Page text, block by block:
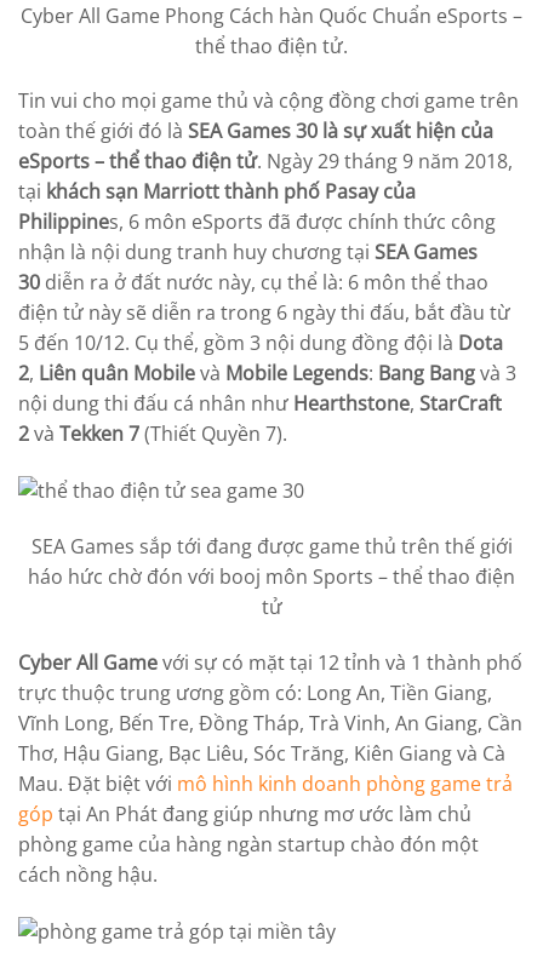
Cyber All Game Phong Cách hàn Quốc Chuẩn eSports –
thể thao điện tử.
Tin vui cho mọi game thủ và cộng đồng chơi game trên
toàn thế giới đó là SEA Games 30 là sự xuất hiện của
eSports – thể thao điện tử. Ngày 29 tháng 9 năm 2018,
tại khách sạn Marriott thành phố Pasay của
Philippines, 6 môn eSports đã được chính thức công
nhận là nội dung tranh huy chương tại SEA Games
30 diễn ra ở đất nước này, cụ thể là: 6 môn thể thao
điện tử này sẽ diễn ra trong 6 ngày thi đấu, bắt đầu từ
5 đến 10/12. Cụ thể, gồm 3 nội dung đồng đội là Dota
2, Liên quân Mobilevà Mobile Legends: Bang Bangvà 3
nội dung thi đấu cá nhân như Hearthstone, StarCraft
2và Tekken 7(Thiết Quyền 7).
SEA Games sắp tới đang được game thủ trên thế giới
háo hức chờ đón với booj môn Sports – thể thao điện
tử
Cyber All Gamevới sự có mặt tại 12 tỉnh và 1 thành phố
trực thuộc trung ương gồm có: Long An, Tiền Giang,
Vĩnh Long, Bến Tre, Đồng Tháp, Trà Vinh, An Giang, Cần
Thơ, Hậu Giang, Bạc Liêu, Sóc Trăng, Kiên Giang và Cà
Mau. Đặt biệt với mô hình kinh doanh phòng game trả
góp tại An Phát đang giúp nhưng mơ ước làm chủ
phòng game của hàng ngàn startup chào đón một
cách nồng hậu.